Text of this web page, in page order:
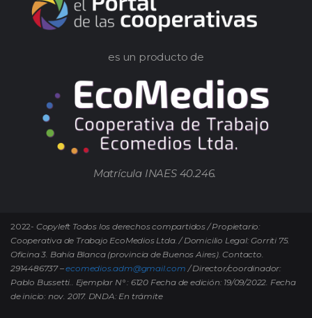
es un producto de
Matrícula INAES 40.246.
2022- Copyleft Todos los derechos compartidos / Propietario:
Cooperativa de Trabajo EcoMedios Ltda. / Domicilio Legal: Gorriti 75.
Oficina 3. Bahía Blanca (provincia de Buenos Aires). Contacto.
2914486737 –ecomedios.adm@gmail.com / Director/coordinador:
Pablo Bussetti.. Ejemplar N° : 6120 Fecha de edición: 19/09/2022. Fecha
de inicio: nov. 2017. DNDA: En trámite